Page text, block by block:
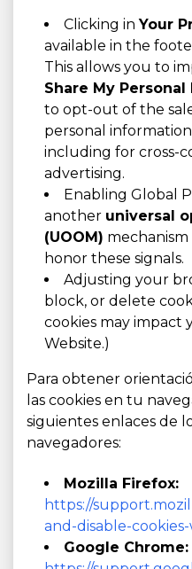
Clicking inYour
available in the
This allows you to
Share My
to opt-out of the
personal
including for cross-
advertising.
Enabling Global
another universal
(UOOM)
honor these signals.
Adjusting your
block, or delete
cookies may impact
Website.)
Para obtener
las cookies en tu
siguientes enlaces de
navegadores:
Mozilla Firefox:
https://
and-disable-
Google Chrome: